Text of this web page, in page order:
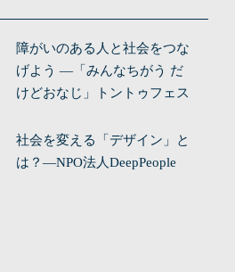
障がいのある人と社会をつな
げよう ―「みんなちがう だ
けどおなじ」トントゥフェス
訪問 ―
社会を変える「デザイン」と
は？—NPO法人DeepPeople